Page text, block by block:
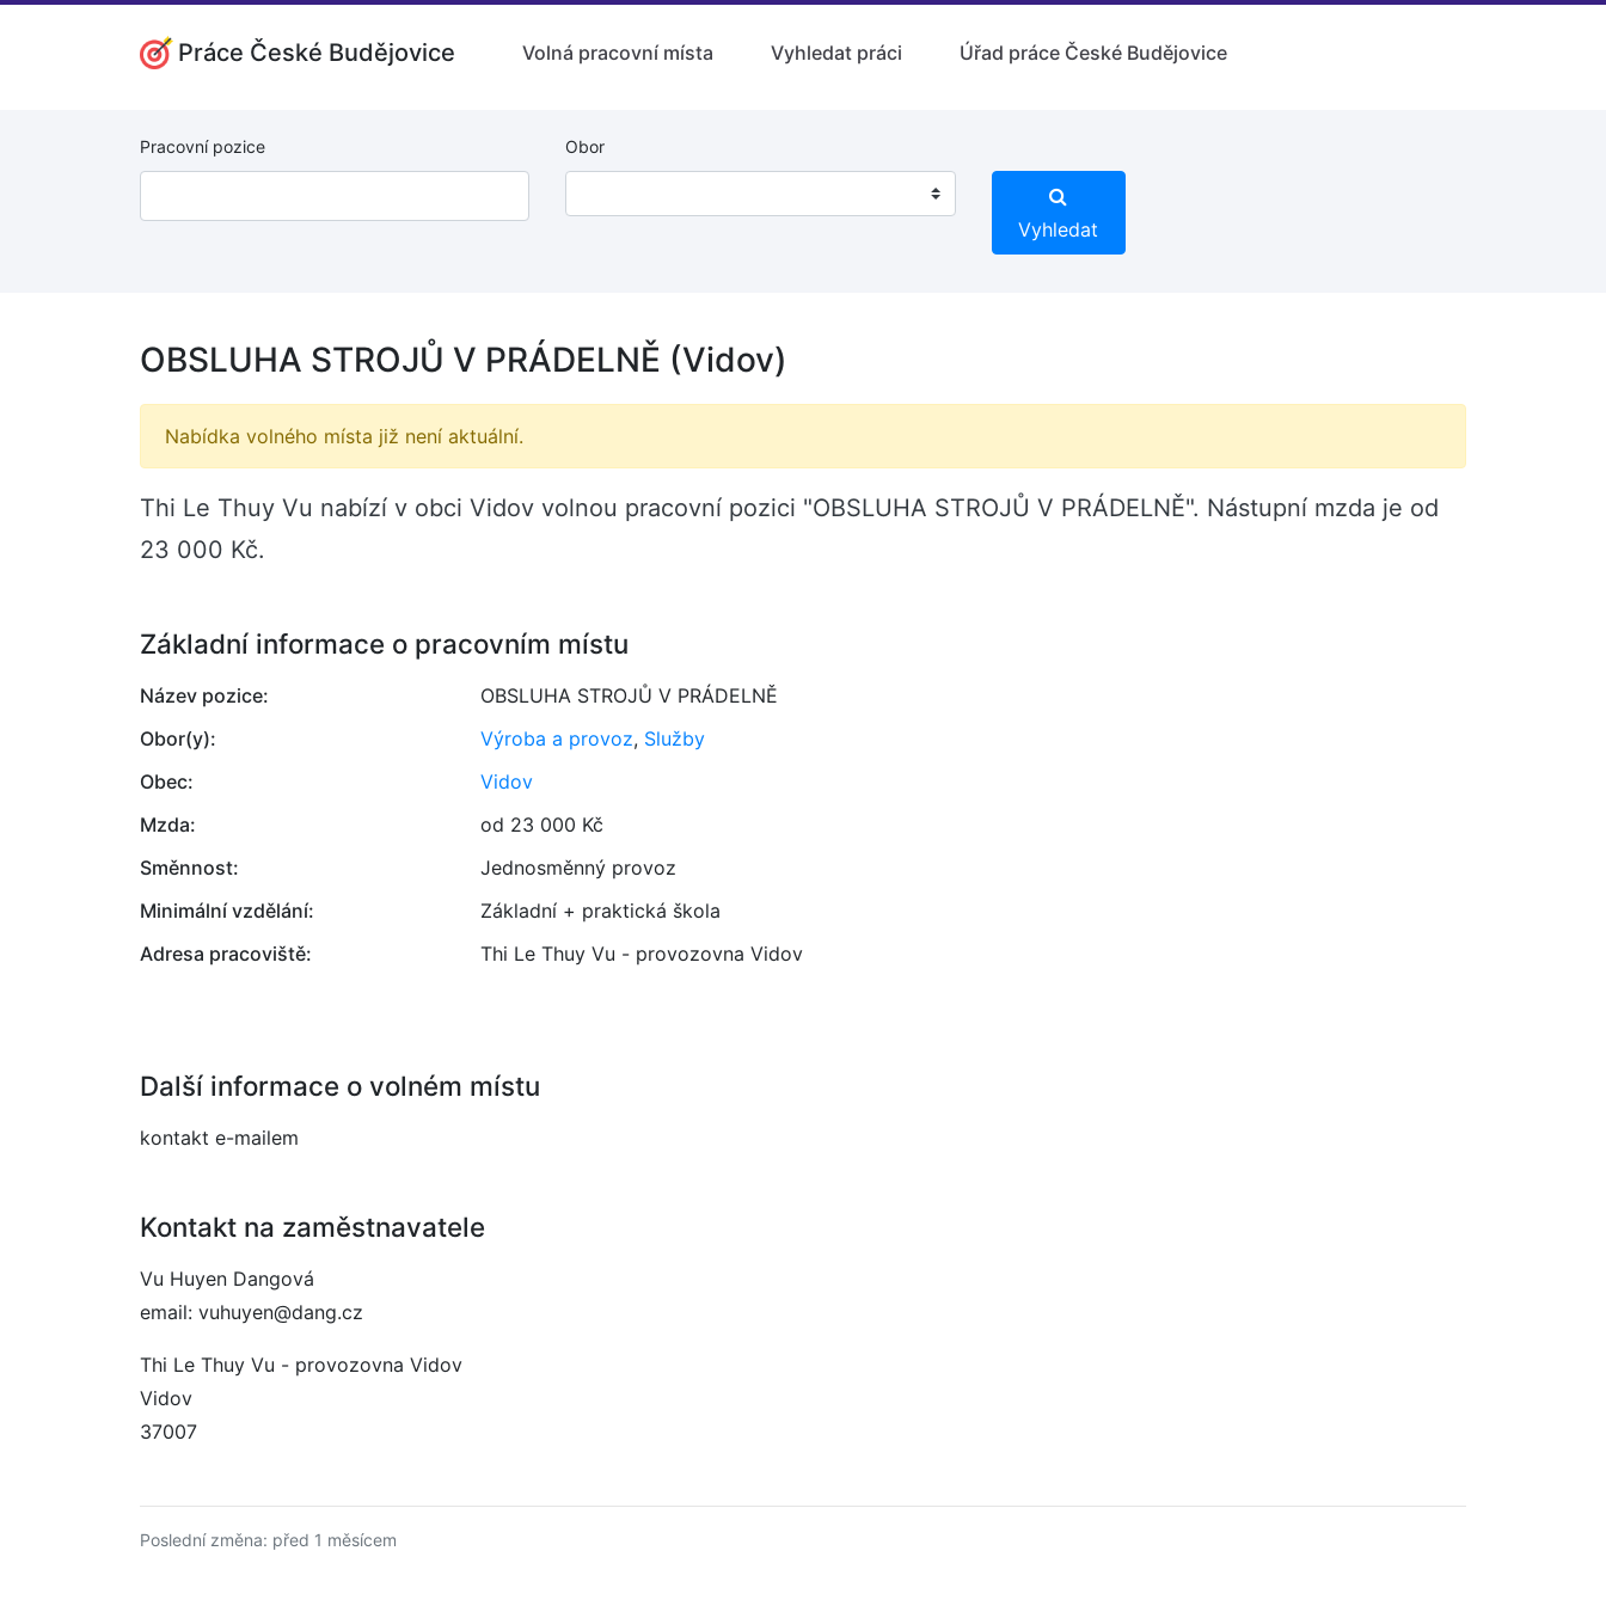
Práce České Budějovice Volná pracovní místa Vyhledat práci Úřad práce České Budějovice
Pracovní pozice Obor
Vyhledat
OBSLUHA STROJŮ V PRÁDELNĚ (Vidov)
Nabídka volného místa již není aktuální.
Thi Le Thuy Vu nabízí v obci Vidov volnou pracovní pozici "OBSLUHA STROJŮ V PRÁDELNĚ". Nástupní mzda je od
23 000 Kč.
Základní informace o pracovním místu
Název pozice:
OBSLUHA STROJŮ V PRÁDELNĚ
Obor(y):
Výroba a provoz, Služby
Obec:
Vidov
Mzda:
od 23 000 Kč
Směnnost:
Jednosměnný provoz
Minimální vzdělání:
Základní + praktická škola
Adresa pracoviště:
Thi Le Thuy Vu - provozovna Vidov
Další informace o volném místu
kontakt e-mailem
Kontakt na zaměstnavatele
Vu Huyen Dangová
email: vuhuyen@dang.cz
Thi Le Thuy Vu - provozovna Vidov
Vidov
37007
Poslední změna: před 1 měsícem